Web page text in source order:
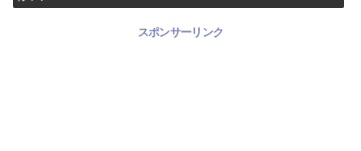
スポンサーリンク